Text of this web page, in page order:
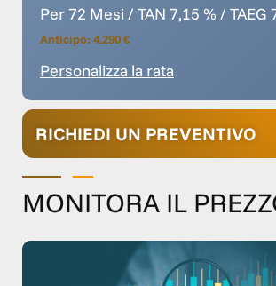
Per 72 Mesi / TAN 7,15 % / TAEG
Anticipo: 4.290 €
Personalizza la rata
RICHIEDI UN PREVENTIVO
MONITORA IL